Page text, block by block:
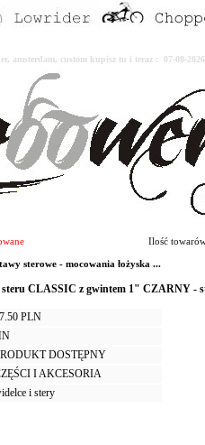
amsterdam, custom kupisz tu i teraz : 07-08-
Ilość
sterowe - mocowania łożyska ...
CLASSIC z gwintem 1" CZARNY -
PLN
DOSTĘPNY
I AKCESORIA
i stery